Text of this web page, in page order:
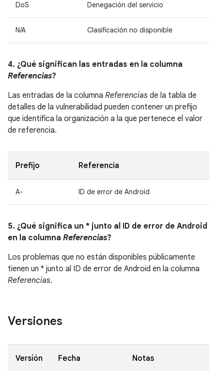
DoS Denegación del servicio
N/A Clasificación no disponible
4. ¿Qué significan las entradas en la columna
Referencias?
Las entradas de la columna Referencias de la tabla de
detalles de la vulnerabilidad pueden contener un prefijo
que identifica la organización a la que pertenece el valor
de referencia.
Prefijo Referencia
A- ID de error de Android
5. ¿Qué significa un * junto al ID de error de Android
en la columna Referencias?
Los problemas que no están disponibles públicamente
tienen un * junto al ID de error de Android en la columna
Referencias.
Versiones
Versión Fecha Notas